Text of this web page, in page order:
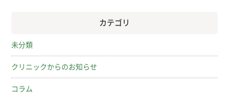
カテゴリ
未分類
クリニックからのお知らせ
コラム